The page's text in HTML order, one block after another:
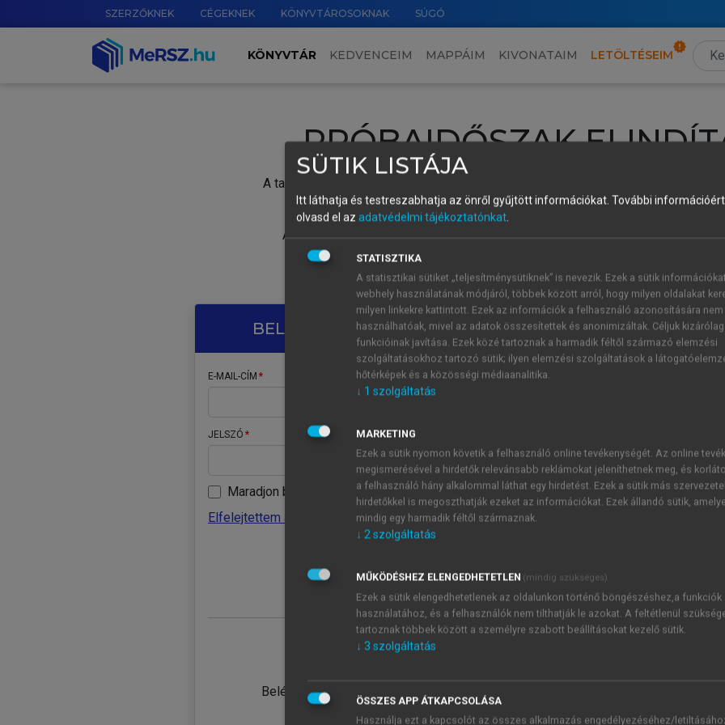
SZERZŐKNEK CÉGEKNEK KÖNYVTÁROSOKNAK SÚGÓ
KÖNYVTÁR KEDVENCEIM MAPPÁIM KIVONATAIM LETÖLTÉSEIM
PRÓBAIDŐSZAK
A tartalom megtekintéséhez lépj be a saját fiókoddal, iskolai azonosítóddal vagy
Új felhasználóként1 óra díjmentes hozzáférésrevagy
A próbaidőszak elindításához,
vagy hozz
A regisztráció után a
BELÉPÉS SAJÁT FIÓKKAL
E-MAIL-CÍM
JELSZÓ
Maradjon belépve
Elfelejtettem a jelszavamat
Belépés intézményi azonosítóval
ÚJ FIÓK
1 óra
JELSZÓ
Kérek értesítést a MeRSZ
Kérek értesítést az
SÜTIK LISTÁJA
Itt láthatja és testreszabhatja az önről gyűjtött információkat. További
olvasd el az adatvédelmi tájékoztatónkat.
STATISZTIKA
A statisztikai sütiket „teljesítménysütiknek” is nevezik. Ezek a sütik
webhely használatának módjáról, többek között arról, hogy milyen oldalakat
milyen linkekre kattintott. Ezek az információk a felhasználó azonosítására nem
használhatóak, mivel az adatok összesítettek és anonimizáltak. Céljuk
funkcióinak javítása. Ezek közé tartoznak a harmadik féltől származó elemzési
szolgáltatásokhoz tartozó sütik; ilyen elemzési szolgáltatások a
hőtérképek és a közösségi médiaanalitika.
↓ 1 szolgáltatás
MARKETING
Ezek a sütik nyomon követik a felhasználó online tevékenységét. Az online
megismerésével a hirdetők relevánsabb reklámokat jeleníthetnek meg, és
a felhasználó hány alkalommal láthat egy hirdetést. Ezek a sütik más
hirdetőkkel is megoszthatják ezeket az információkat. Ezek állandó sütik,
mindig egy harmadik féltől származnak.
↓ 2szolgáltatás
MŰKÖDÉSHEZ ELENGEDHETETLEN (mindig szükséges)
Ezek a sütik elengedhetetlenek az oldalunkon történő böngészéshez,a funkciók
használatához, és a felhasználók nem tilthatják le azokat. A feltétlenül
tartoznak többek között a személyre szabott beállításokat kezelő sütik.
↓ 3 szolgáltatás
ÖSSZES APP ÁTKAPCSOLÁSA
Használja ezt a kapcsolót az összes alkalmazás engedélyezéséhez/